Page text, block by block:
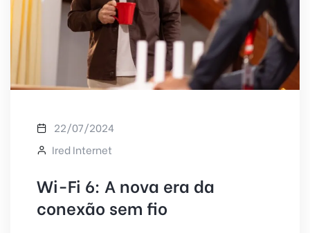
22/07/2024
Ired Internet
Wi-Fi 6: A nova era da
conexão sem fio